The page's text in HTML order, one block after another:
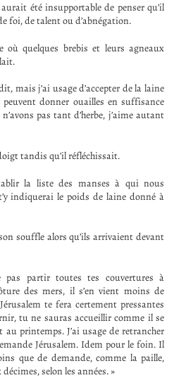
été insupportable de penser qu’il
foi, de talent ou d’abnégation.
où quelques brebis et leurs agneaux
mais j’ai usage d’accepter de la laine
donner ouailles en suffisance
pas tant d’herbe, j’aime autant
tandis qu’il réfléchissait.
la liste des manses à qui nous
indiquerai le poids de laine donné à
souffle alors qu’ils arrivaient devant
pas partir toutes tes couvertures à
des mers, il s’en vient moins de
te fera certement pressantes
tu ne sauras accueillir comme il se
printemps. J’ai usage de retrancher
Jérusalem. Idem pour le foin. Il
que de demande, comme la paille,
selon les années. »